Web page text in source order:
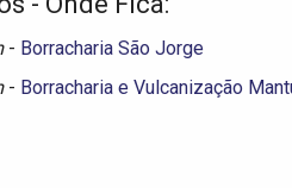
- Borracharia São Jorge
- Borracharia e Vulcanização